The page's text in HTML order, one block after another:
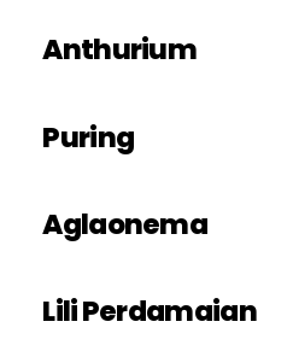
Anthurium
Puring
Aglaonema
Lili Perdamaian